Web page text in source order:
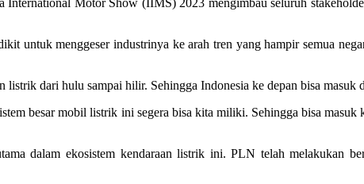
untuk menggeser industrinya ke arah tren yang hampir semua
dari hulu sampai hilir. Sehingga Indonesia ke depan bisa
besar mobil listrik ini segera bisa kita miliki. Sehingga bisa
dalam ekosistem kendaraan listrik ini. PLN telah melakukan